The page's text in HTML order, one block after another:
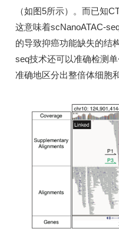
（如图5所示）。而已知
这意味着scNanoATAC-
的导致抑癌功能缺失的结
seq技术还可以准确检测
准确地区分出整倍体细胞